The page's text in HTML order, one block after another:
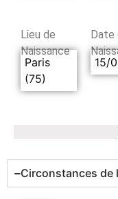
Lieu de
Naissance
Paris
(75)
Date
15/
Circonstances de